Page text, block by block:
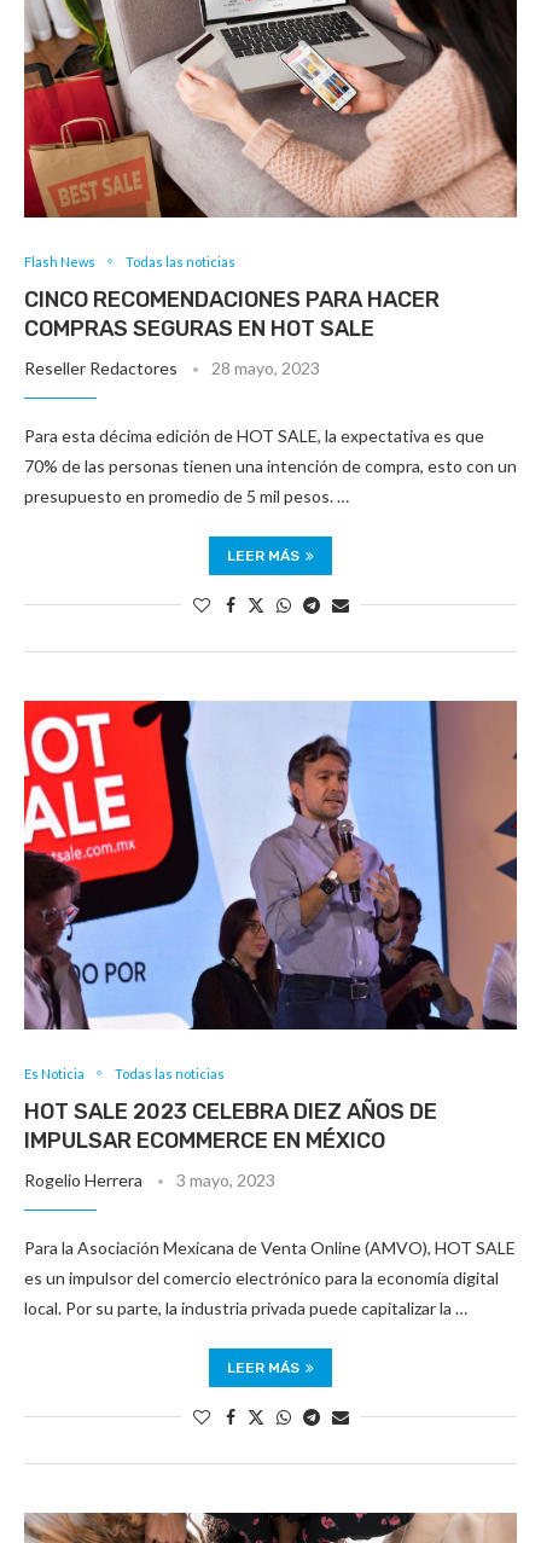
Flash News Todas las noticias
CINCO RECOMENDACIONES PARA HACER
COMPRAS SEGURAS EN HOT SALE
Reseller Redactores 28 mayo, 2023
Para esta décima edición de HOT SALE, la expectativa es que
70% de las personas tienen una intención de compra, esto con un
presupuesto en promedio de 5 mil pesos. …
LEER MÁS
Es Noticia Todas las noticias
HOT SALE 2023 CELEBRA DIEZ AÑOS DE
IMPULSAR ECOMMERCE EN MÉXICO
Rogelio Herrera 3 mayo, 2023
Para la Asociación Mexicana de Venta Online (AMVO), HOT SALE
es un impulsor del comercio electrónico para la economía digital
local. Por su parte, la industria privada puede capitalizar la …
LEER MÁS